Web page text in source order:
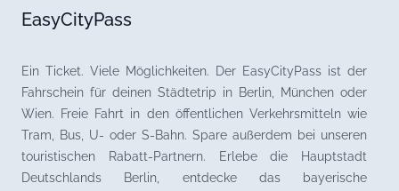
EasyCityPass
Ein Ticket. Viele Möglichkeiten. Der EasyCityPass ist der
Fahrschein für deinen Städtetrip in Berlin, München oder
Wien. Freie Fahrt in den öffentlichen Verkehrsmitteln wie
Tram, Bus, U- oder S-Bahn. Spare außerdem bei unseren
touristischen Rabatt-Partnern. Erlebe die Hauptstadt
Deutschlands Berlin, entdecke das bayerische